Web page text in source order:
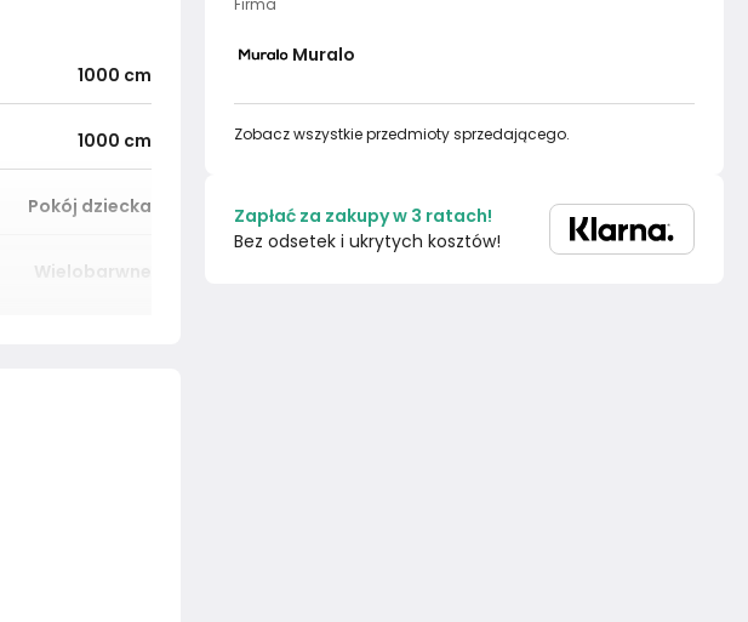
1000 cm
1000 cm
Pokój dziecka
Wielobarwne
Firma
Muralo
Zobacz wszystkie przedmioty sprzedającego.
Zapłać za zakupy w 3 ratach!
Bez odsetek i ukrytych kosztów!